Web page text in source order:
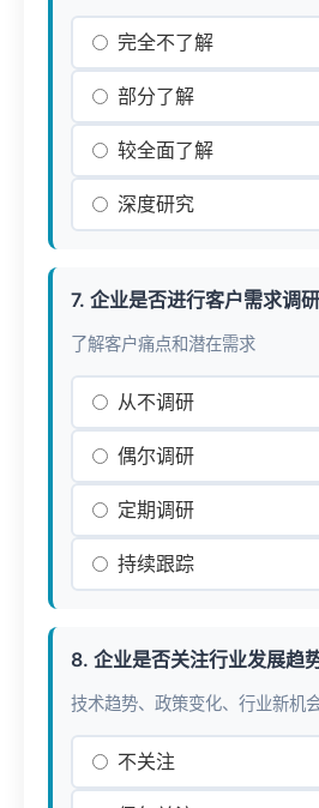
完全不了解
部分了解
较全面了解
深度研究
7. 企业是否进行客户需求调研
了解客户痛点和潜在需求
从不调研
偶尔调研
定期调研
持续跟踪
8. 企业是否关注行业发展趋势
技术趋势、政策变化、行业新机
不关注